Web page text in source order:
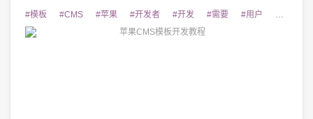
风格出色的主题模板,无论是简约大气的风格,还是个性鲜明的配色,
都能为网站注入全新的...
#模板 #CMS #苹果 #开发者 #开发 #需要 #用户 #网站